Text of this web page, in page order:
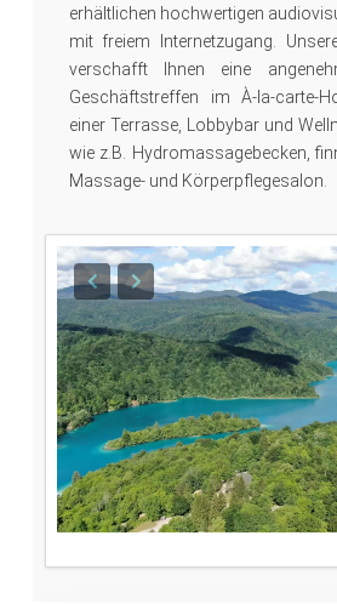
erhältlichen hochwertigen
mit freiem Internetzugang.
verschafft Ihnen eine
Geschäftstreffen im À-la-carte-
einer Terrasse, Lobbybar und
wie z.B. Hydromassagebecken,
Massage- und Körperpflegesalon.